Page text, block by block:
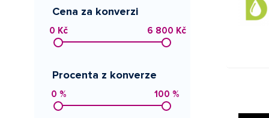
Cena za konverzi
0 Kč 6 800 Kč
Procenta z konverze
0 % 100 %